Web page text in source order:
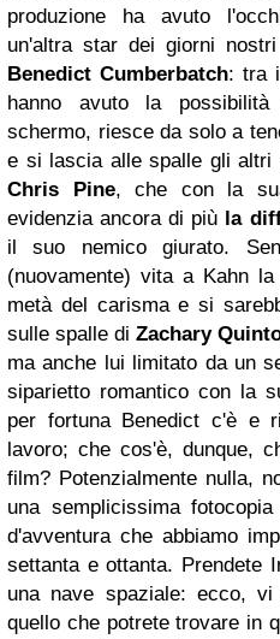
produzione ha avuto
un'altra star dei giorni
Benedict Cumberbatch: tra
hanno avuto la
schermo, riesce da solo a
e si lascia alle spalle gli altri
Chris Pine, che con la
evidenzia ancora di più la
il suo nemico giurato.
(nuovamente) vita a Kahn
metà del carisma e si
sulle spalle diZachary
ma anche lui limitato da un
siparietto romantico con la
per fortuna Benedict c'è e
lavoro; che cos'è, dunque,
film? Potenzialmente nulla,
una semplicissima
d'avventura che abbiamo
settanta e ottanta. Prendete
una nave spaziale: ecco,
quello che potrete trovare in